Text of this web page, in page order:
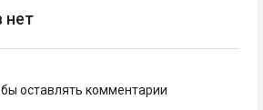
нет
оставлять комментарии